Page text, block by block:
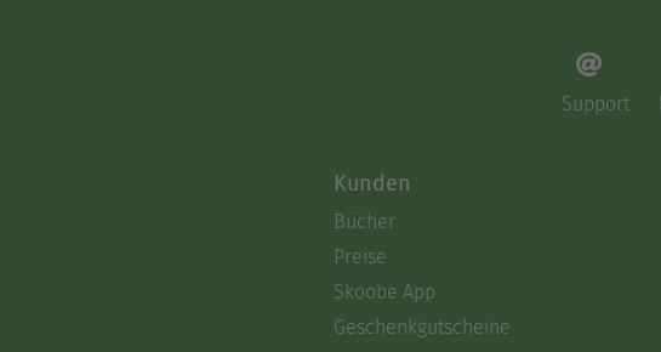
Support
Kunden
Bücher
Preise
Skoobe App
Geschenkgutscheine